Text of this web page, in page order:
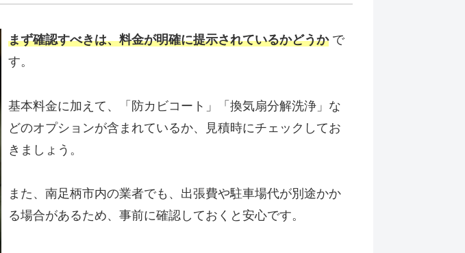
まず確認すべきは、料金が明確に提示されているかどうか で
す。
基本料金に加えて、「防カビコート」「換気扇分解洗浄」な
どのオプションが含まれているか、見積時にチェックしてお
きましょう。
また、南足柄市内の業者でも、出張費や駐車場代が別途かか
る場合があるため、事前に確認しておくと安心です。